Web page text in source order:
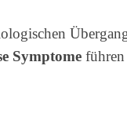
Symptome